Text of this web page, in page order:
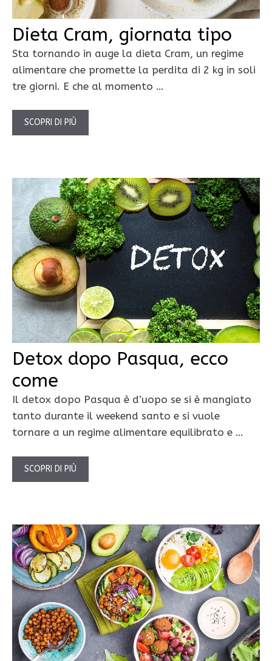
Dieta Cram, giornata tipo
Sta tornando in auge la dieta Cram, un regime
alimentare che promette la perdita di 2 kg in soli
tre giorni. E che al momento …
SCOPRI DI PIÙ
Detox dopo Pasqua, ecco
come
Il detox dopo Pasqua è d’uopo se si è mangiato
tanto durante il weekend santo e si vuole
tornare a un regime alimentare equilibrato e …
SCOPRI DI PIÙ